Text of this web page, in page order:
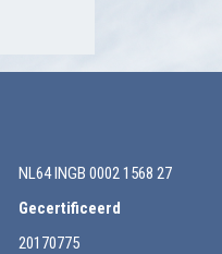
NL64 INGB 0002 1568 27
Gecertificeerd
20170775